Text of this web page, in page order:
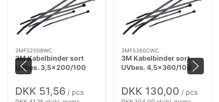
3MFS200BWC
3M Kabelbinder sort
UVbes. 3,5×200/100
DKK 51,56 / pcs
3MFS360CWC
3M Kabelbinder sort
UVbes. 4,5×360/100
DKK 130,00 / pcs